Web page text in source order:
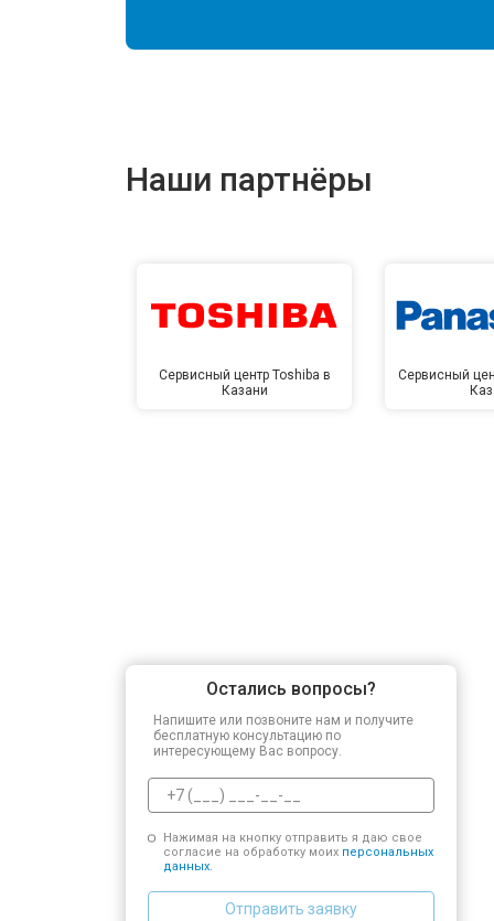
Наши партнёры
Сервисный центр Toshiba в
Казани
Сервисный
Остались вопросы?
Напишите или позвоните нам и получите
бесплатную консультацию по
интересующему Вас вопросу.
Нажимая на кнопку отправить я даю свое
согласие на обработку моих персональных
данных.
Отправить заявку